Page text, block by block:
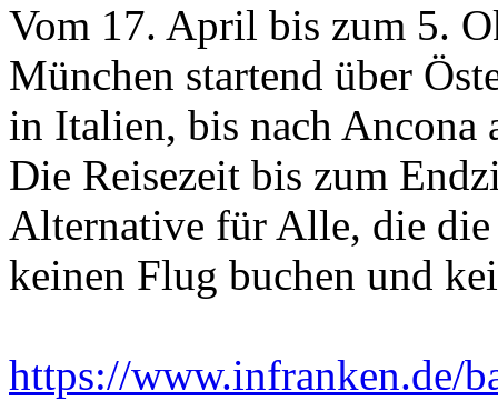
Vom 17. April bis zum 5.
München startend über
in Italien, bis nach Ancona
Die Reisezeit bis zum
Alternative für Alle, die
keinen Flug buchen und
https://www.infranken.de/